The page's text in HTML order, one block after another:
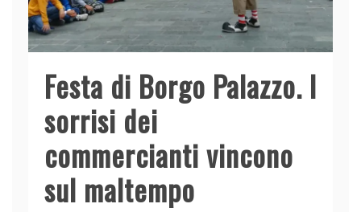
Festa di Borgo Palazzo. I
sorrisi dei
commercianti vincono
sul maltempo